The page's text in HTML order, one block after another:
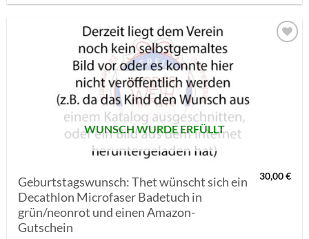
WUNSCH WURDE ERFÜLLT
Geburtstagswunsch: Thet wünscht sich ein
Decathlon Microfaser Badetuch in
grün/neonrot und einen Amazon-
Gutschein
30,00€